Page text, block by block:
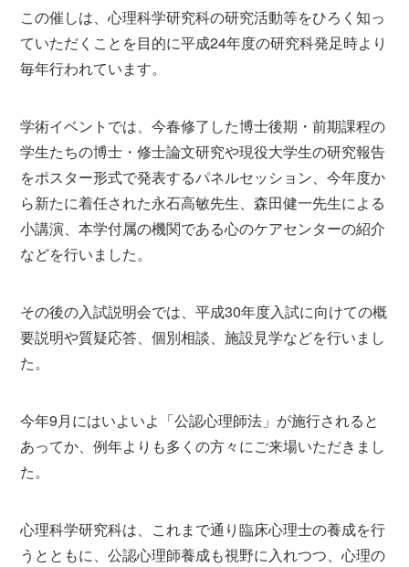
この催しは、心理科学研究科の研究活動等をひろく知っ
ていただくことを目的に平成24年度の研究科発足時より
毎年行われています。
学術イベントでは、今春修了した博士後期・前期課程の
学生たちの博士・修士論文研究や現役大学生の研究報告
をポスター形式で発表するパネルセッション、今年度か
ら新たに着任された永石高敏先生、森田健一先生による
小講演、本学付属の機関である心のケアセンターの紹介
などを行いました。
その後の入試説明会では、平成30年度入試に向けての概
要説明や質疑応答、個別相談、施設見学などを行いまし
た。
今年9月にはいよいよ「公認心理師法」が施行されると
あってか、例年よりも多くの方々にご来場いただきまし
た。
心理科学研究科は、これまで通り臨床心理士の養成を行
うとともに、公認心理師養成も視野に入れつつ、心理の